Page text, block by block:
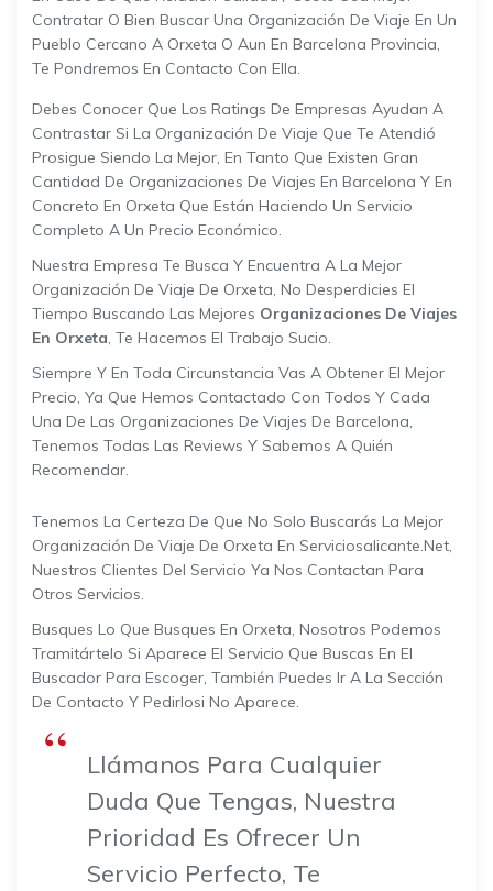
Contratar O Bien Buscar Una Organización De Viaje En Un
Pueblo Cercano A Orxeta O Aun En Barcelona Provincia,
Te Pondremos En Contacto Con Ella.
Debes Conocer Que Los Ratings De Empresas Ayudan A
Contrastar Si La Organización De Viaje Que Te Atendió
Prosigue Siendo La Mejor, En Tanto Que Existen Gran
Cantidad De Organizaciones De Viajes En Barcelona Y En
Concreto En Orxeta Que Están Haciendo Un Servicio
Completo A Un Precio Económico.
Nuestra Empresa Te Busca Y Encuentra A La Mejor
Organización De Viaje De Orxeta, No Desperdicies El
Tiempo Buscando Las Mejores Organizaciones De Viajes
En Orxeta, Te Hacemos El Trabajo Sucio.
Siempre Y En Toda Circunstancia Vas A Obtener El Mejor
Precio, Ya Que Hemos Contactado Con Todos Y Cada
Una De Las Organizaciones De Viajes De Barcelona,
Tenemos Todas Las Reviews Y Sabemos A Quién
Recomendar.
Tenemos La Certeza De Que No Solo Buscarás La Mejor
Organización De Viaje De Orxeta En Serviciosalicante.net,
Nuestros Clientes Del Servicio Ya Nos Contactan Para
Otros Servicios.
Busques Lo Que Busques En Orxeta, Nosotros Podemos
Tramitártelo Si Aparece El Servicio Que Buscas En El
Buscador Para Escoger, También Puedes Ir A La Sección
De Contacto Y Pedirlosi No Aparece.
Llámanos Para Cualquier
Duda Que Tengas, Nuestra
Prioridad Es Ofrecer Un
Servicio Perfecto, Te